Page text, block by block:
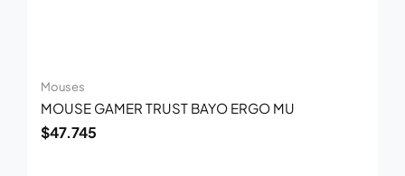
Mouses
MOUSE GAMER TRUST BAYO ERGO MU
$47.745